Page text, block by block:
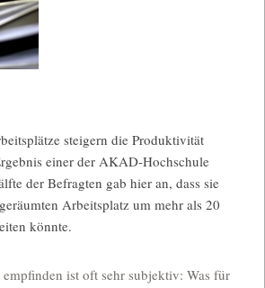
steigern die Produktivität
einer der AKAD-Hochschule
der Befragten gab hier an, dass sie
Arbeitsplatz um mehr als 20
könnte.
ist oft sehr subjektiv: Was für